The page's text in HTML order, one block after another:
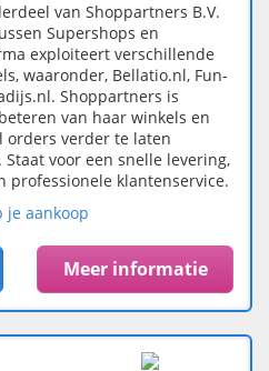
van Shoppartners B.V.
Supershops en
exploiteert verschillende
waaronder, Bellatio.nl, Fun-
Shoppartners is
van haar winkels en
orders verder te laten
voor een snelle levering,
professionele klantenservice.
je aankoop
Meer informatie